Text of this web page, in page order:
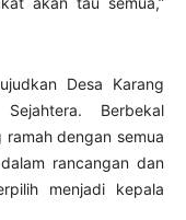
Desa Karang
Berbekal
dengan semua
rancangan dan
menjadi kepala